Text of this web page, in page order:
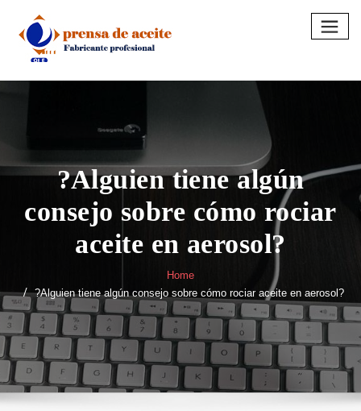
content
?Alguien tiene algún
consejo sobre cómo rociar
aceite en aerosol?
Home
?Alguien tiene algún consejo sobre cómo rociar aceite en aerosol?